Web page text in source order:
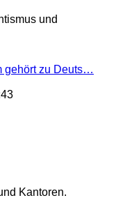
und
gehört zu Deuts…
Kantoren.